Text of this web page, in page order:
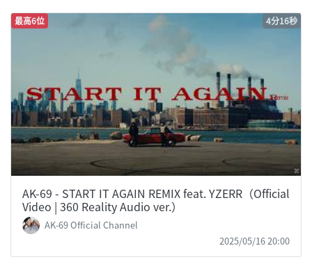
最高6位 4分16秒
AK-69 - START IT AGAIN REMIX feat. YZERR（Official
Video | 360 Reality Audio ver.）
AK-69 Official Channel
2025/05/16 20:00